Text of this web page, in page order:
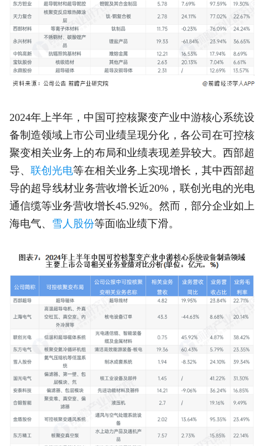
2024年上半年，中国可控核聚变产业中游核心系统设
备制造领域上市公司业绩呈现分化，各公司在可控核
聚变相关业务上的布局和业绩表现差异较大。西部超
导、 联创光电等在相关业务上实现增长，其中西部超
导的超导线材业务营收增长近20%，联创光电的光电
通信缆等业务营收增长45.92%。然而，部分企业如上
海电气、 雪人股份等面临业绩下滑。